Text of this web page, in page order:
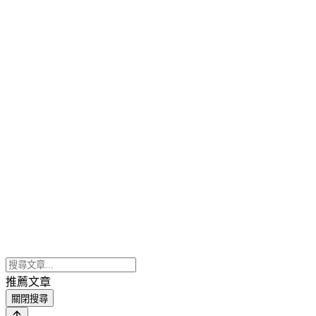
推薦文章
關閉搜尋